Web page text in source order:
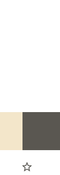
star_border